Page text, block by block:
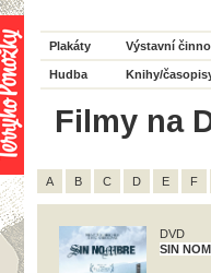
Plakáty Výstavní
Hudba Knihy/
Filmy na
A B C D E F
DVD
SIN